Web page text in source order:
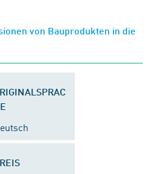
von Bauprodukten in die